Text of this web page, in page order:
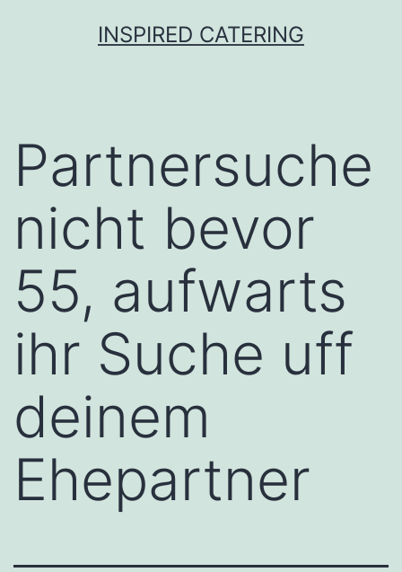
INSPIRED CATERING
Partnersuche
nicht bevor
55, aufwarts
ihr Suche uff
deinem
Ehepartner